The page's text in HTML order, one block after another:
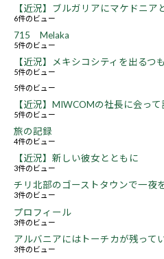
【近況】ブルガリアにマケドニア
6件のビュー
715 Melaka
5件のビュー
【近況】メキシコシティを出るつ
5件のビュー
5件のビュー
【近況】MIWCOMの社長に会って
5件のビュー
旅の記録
4件のビュー
【近況】新しい彼女とともに
3件のビュー
チリ北部のゴーストタウンで一夜
3件のビュー
プロフィール
3件のビュー
アルバニアにはトーチカが残って
3件のビュー